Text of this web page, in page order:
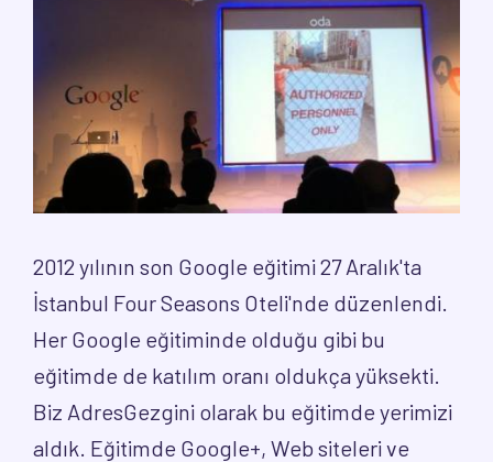
2012 yılının son Google eğitimi 27 Aralık'ta
İstanbul Four Seasons Oteli'nde düzenlendi.
Her Google eğitiminde olduğu gibi bu
eğitimde de katılım oranı oldukça yüksekti.
Biz AdresGezgini olarak bu eğitimde yerimizi
aldık. Eğitimde Google+, Web siteleri ve